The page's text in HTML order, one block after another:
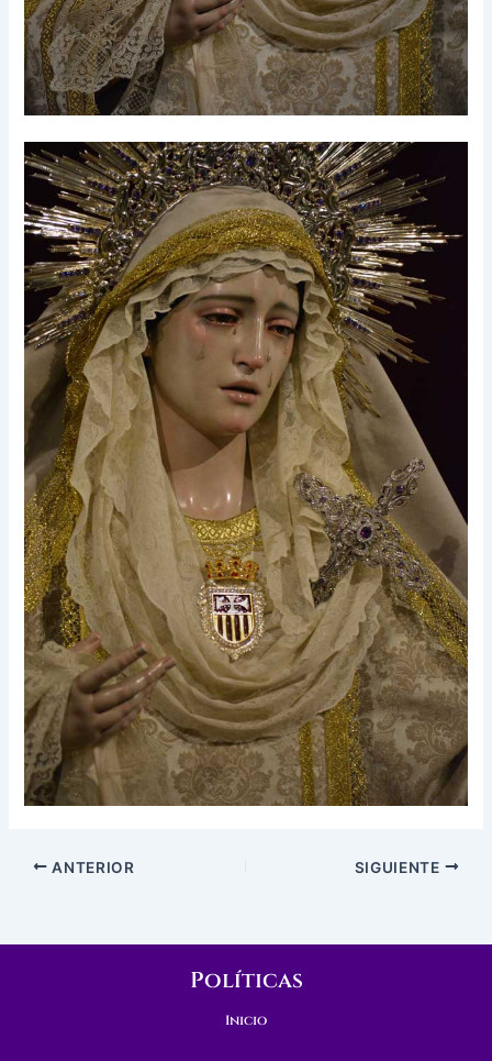
ANTERIOR SIGUIENTE
Políticas
Inicio